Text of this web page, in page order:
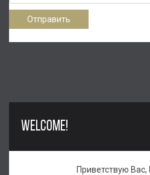
Отправить
WELCOME!
Приветствую Вас,